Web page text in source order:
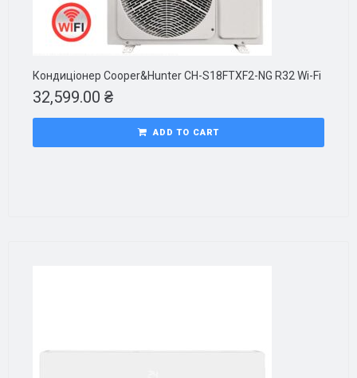
Кондиціонер Cooper&Hunter CH-S18FTXF2-NG R32 Wi-Fi
32,599.00 ₴
ADD TO CART